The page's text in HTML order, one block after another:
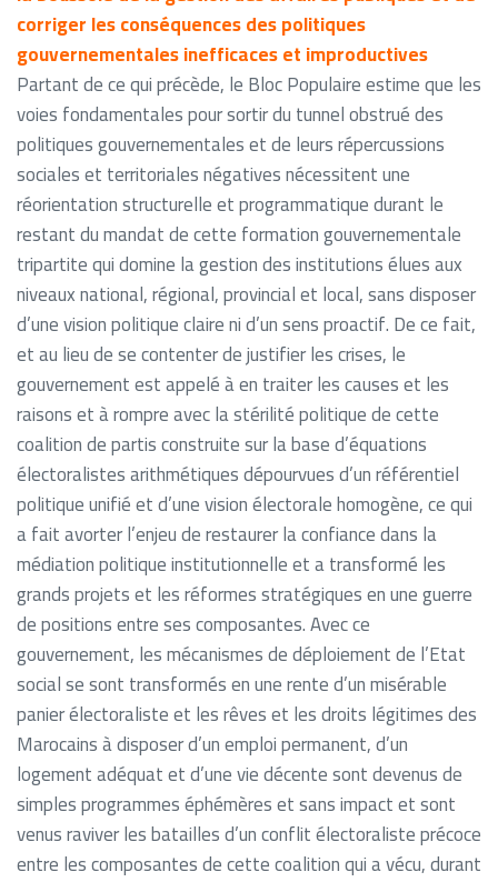
corriger les conséquences des politiques
gouvernementales inefficaces et improductives
Partant de ce qui précède, le Bloc Populaire estime que les
voies fondamentales pour sortir du tunnel obstrué des
politiques gouvernementales et de leurs répercussions
sociales et territoriales négatives nécessitent une
réorientation structurelle et programmatique durant le
restant du mandat de cette formation gouvernementale
tripartite qui domine la gestion des institutions élues aux
niveaux national, régional, provincial et local, sans disposer
d’une vision politique claire ni d’un sens proactif. De ce fait,
et au lieu de se contenter de justifier les crises, le
gouvernement est appelé à en traiter les causes et les
raisons et à rompre avec la stérilité politique de cette
coalition de partis construite sur la base d’équations
électoralistes arithmétiques dépourvues d’un référentiel
politique unifié et d’une vision électorale homogène, ce qui
a fait avorter l’enjeu de restaurer la confiance dans la
médiation politique institutionnelle et a transformé les
grands projets et les réformes stratégiques en une guerre
de positions entre ses composantes. Avec ce
gouvernement, les mécanismes de déploiement de l’Etat
social se sont transformés en une rente d’un misérable
panier électoraliste et les rêves et les droits légitimes des
Marocains à disposer d’un emploi permanent, d’un
logement adéquat et d’une vie décente sont devenus de
simples programmes éphémères et sans impact et sont
venus raviver les batailles d’un conflit électoraliste précoce
entre les composantes de cette coalition qui a vécu, durant